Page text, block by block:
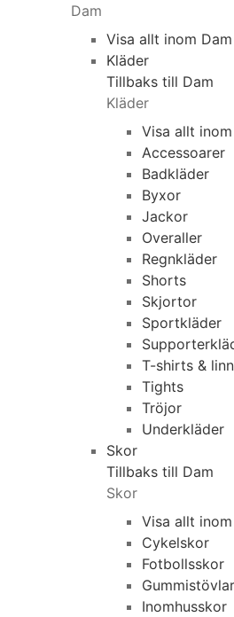
Dam
Visa allt inom Dam
Kläder
Tillbaks till Dam
Kläder
Visa allt
Accessoarer
Badkläder
Byxor
Jackor
Overaller
Regnkläder
Shorts
Skjortor
Sportkläder
T-shirts &
Tights
Tröjor
Underkläder
Skor
Tillbaks till Dam
Skor
Visa allt
Cykelskor
Fotbollsskor
Gummistövlar
Inomhusskor